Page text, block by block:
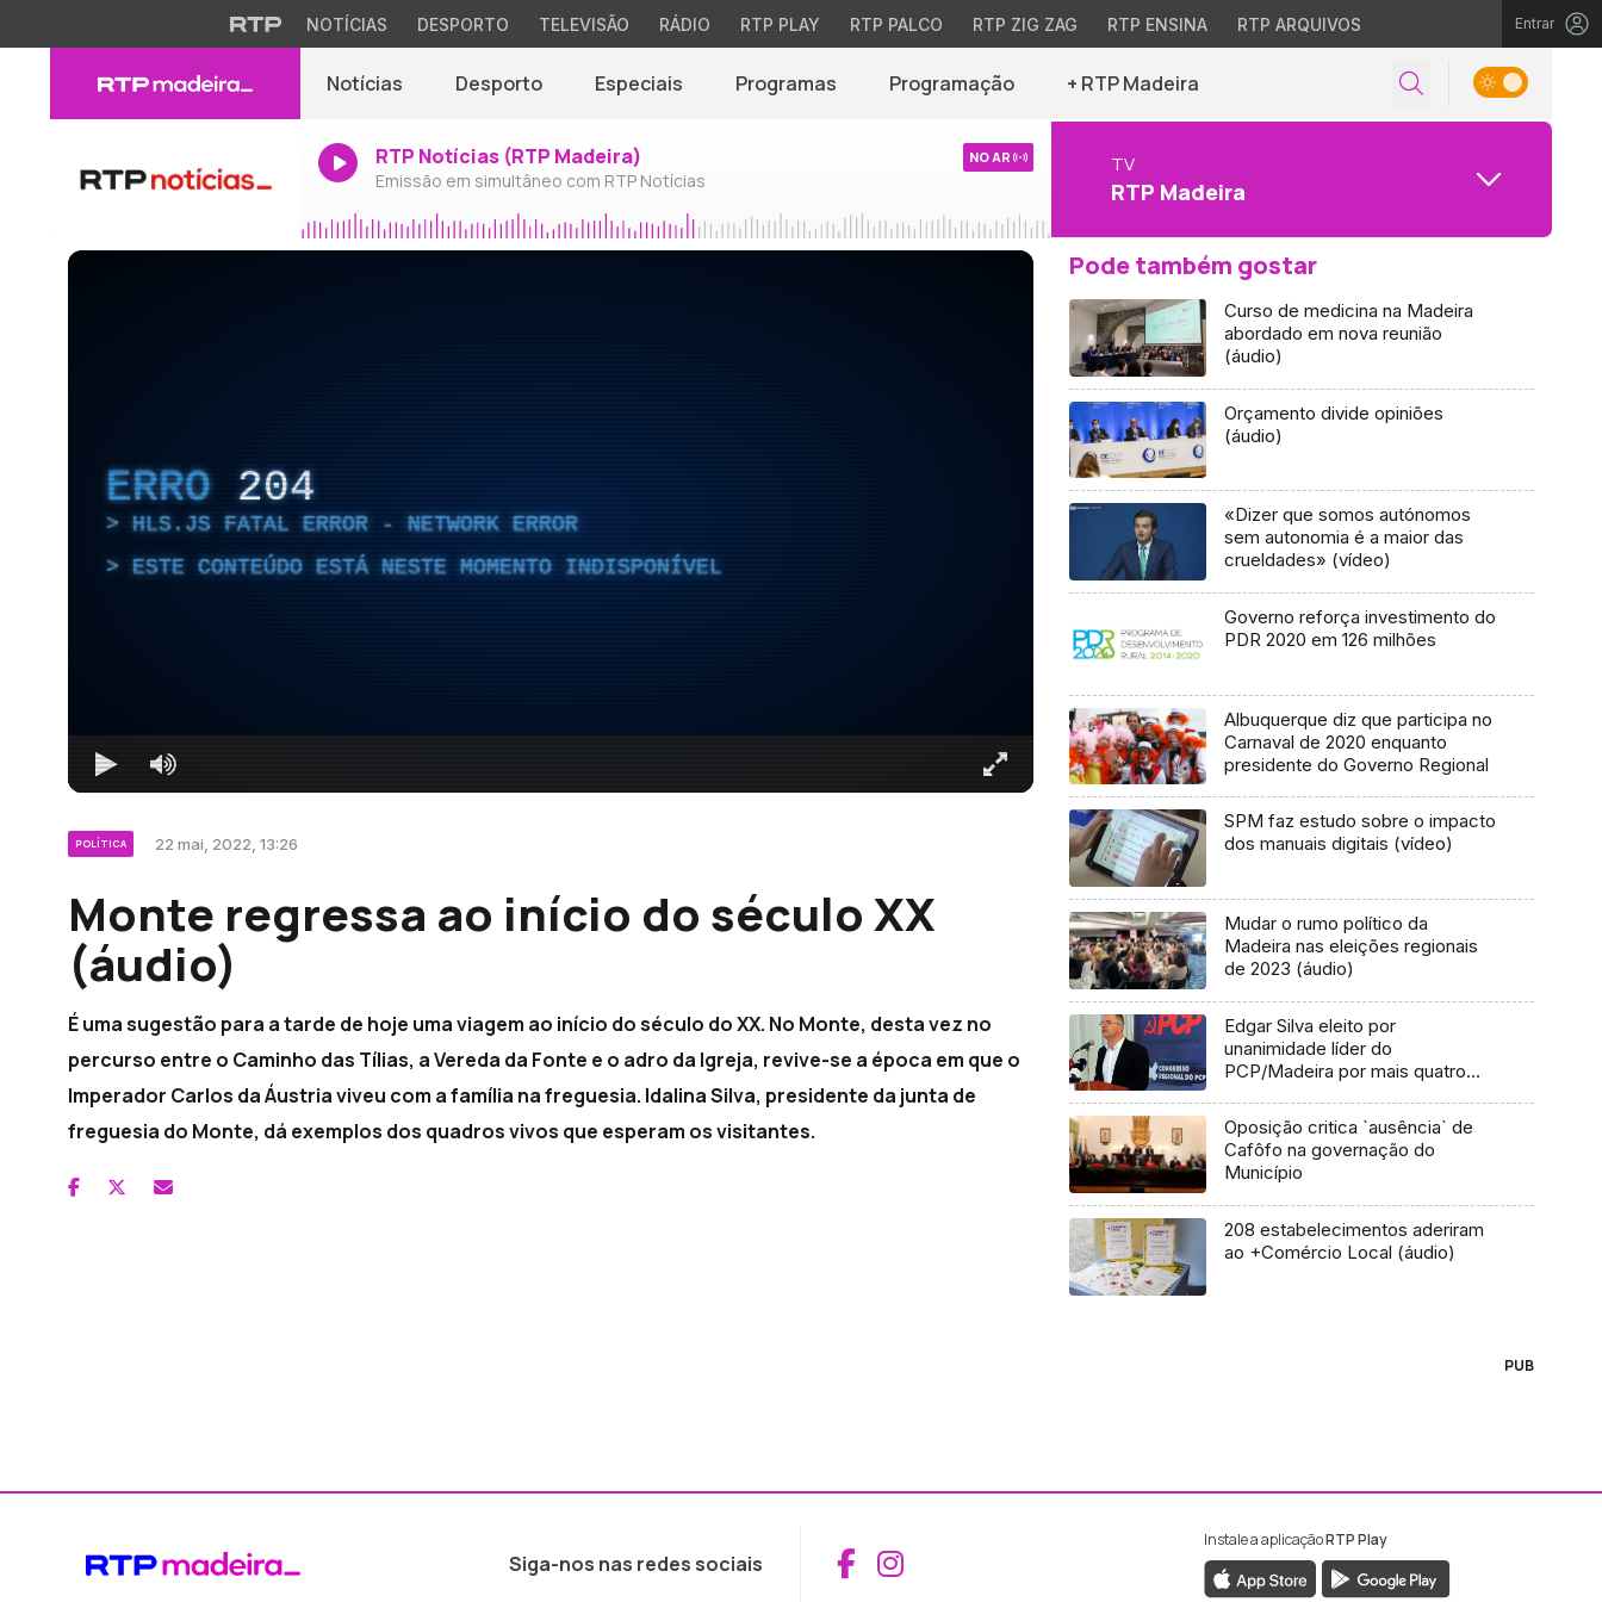
NOTÍCIAS DESPORTO TELEVISÃO RÁDIO RTP PLAY RTP PALCO RTP ZIG ZAG RTP ENSINA RTP ARQUIVOS Entrar
Notícias Desporto Especiais Programas Programação + RTP Madeira
RTP Notícias (RTP Madeira)
Emissão em simultâneo com RTP Notícias
NO AR TV
RTP Madeira
ERRO 204
HLS.JS FATAL ERROR - NETWORK ERROR
ESTE CONTEÚDO ESTÁ NESTE MOMENTO INDISPONÍVEL
POLÍTICA 22 mai, 2022, 13:26
Monte regressa ao início do século XX
(áudio)
É uma sugestão para a tarde de hoje uma viagem ao início do século do XX. No Monte, desta vez no
percurso entre o Caminho das Tílias, a Vereda da Fonte e o adro da Igreja, revive-se a época em que o
Imperador Carlos da Áustria viveu com a família na freguesia. Idalina Silva, presidente da junta de
freguesia do Monte, dá exemplos dos quadros vivos que esperam os visitantes.
Pode também gostar
Curso de medicina na Madeira
abordado em nova reunião
(áudio)
Orçamento divide opiniões
(áudio)
«Dizer que somos autónomos
sem autonomia é a maior das
crueldades» (vídeo)
Governo reforça investimento do
PDR 2020 em 126 milhões
Albuquerque diz que participa no
Carnaval de 2020 enquanto
presidente do Governo Regional
SPM faz estudo sobre o impacto
dos manuais digitais (vídeo)
Mudar o rumo político da
Madeira nas eleições regionais
de 2023 (áudio)
Edgar Silva eleito por
unanimidade líder do
PCP/Madeira por mais quatro
Oposição critica `ausência` de
Cafôfo na governação do
Município
208 estabelecimentos aderiram
ao +Comércio Local (áudio)
PUB
Siga-nos nas redes sociais Aceder ao Facebook da RTP Madeira
Aceder ao Instagram da RTP Madeira
Instale a aplicaçãoRTP Play